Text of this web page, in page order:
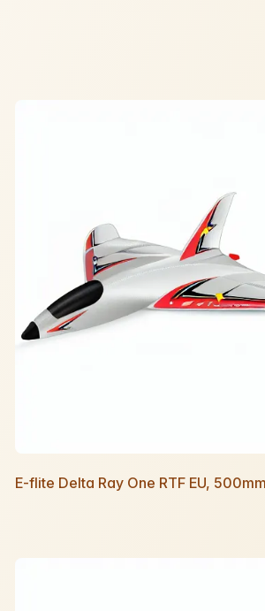
E-flite Delta Ray One RTF EU,